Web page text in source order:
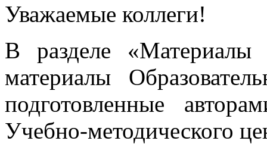
Уважаемые коллеги!
В разделе «Материалы
материалы
подготовленные
Учебно-методического